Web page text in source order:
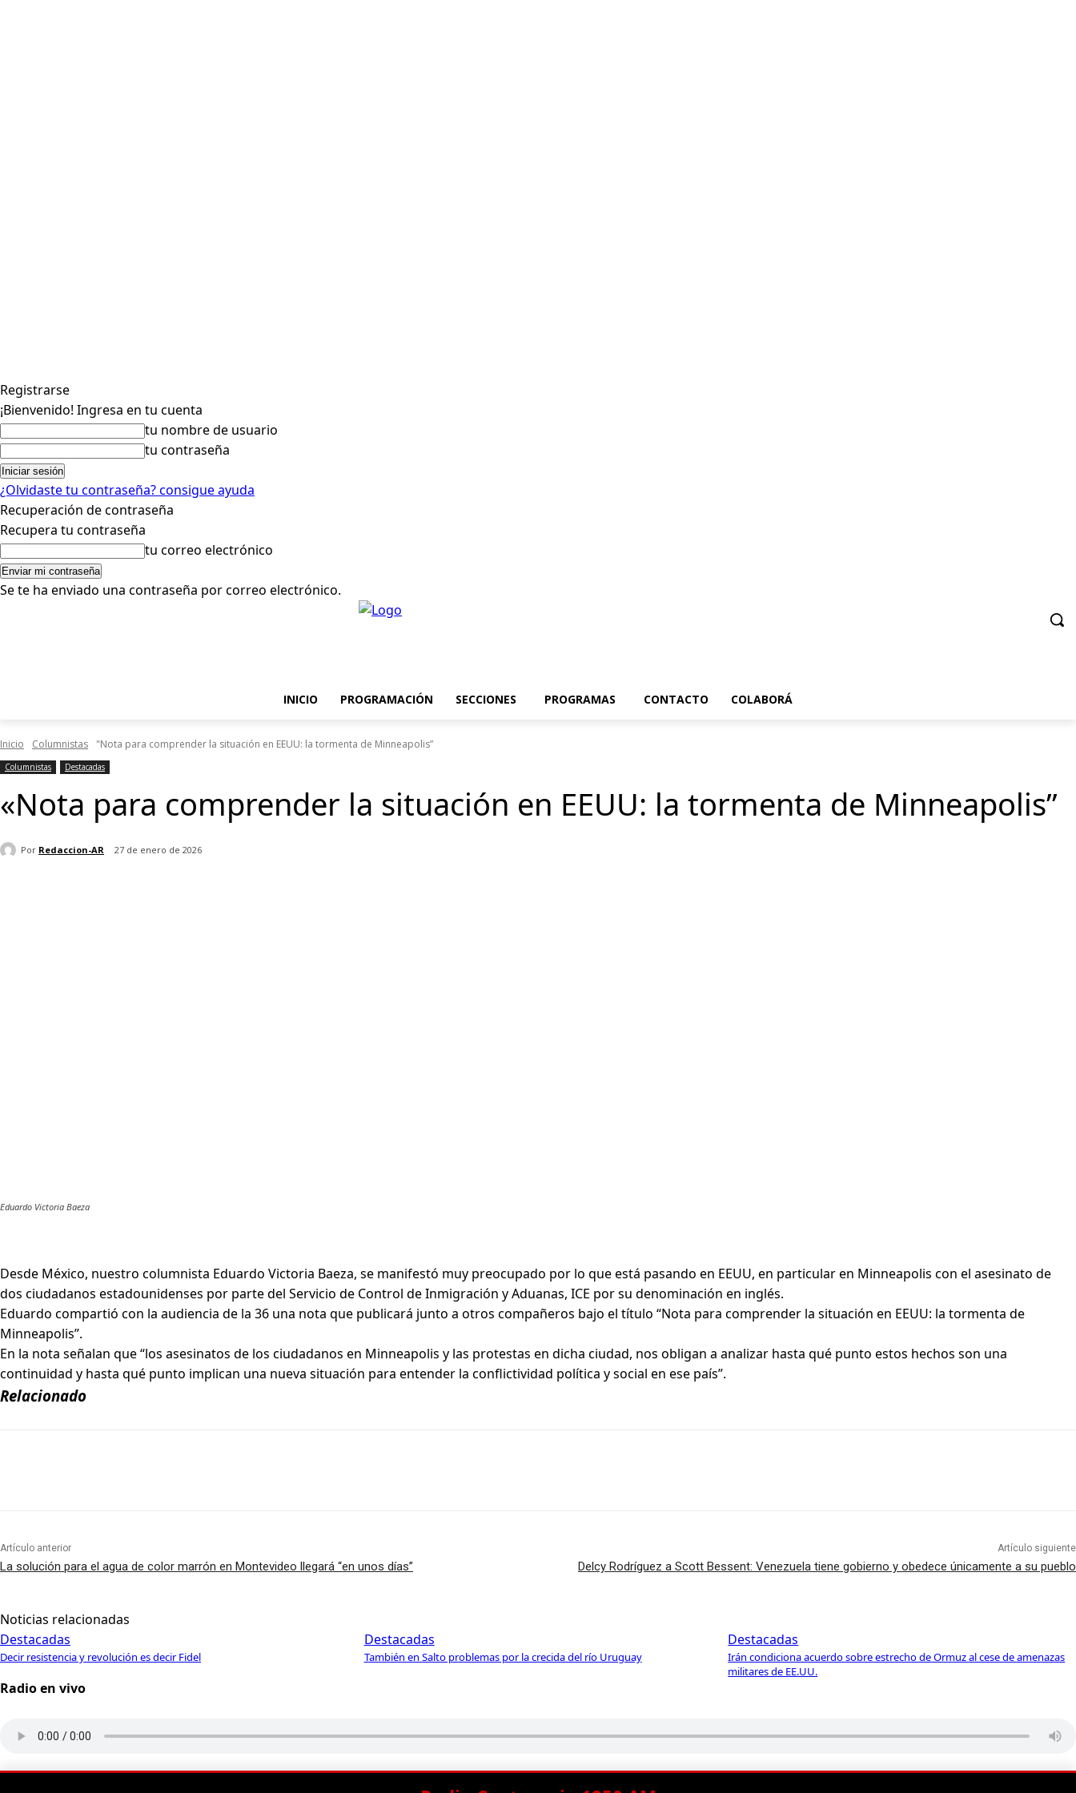
Registrarse
¡Bienvenido! Ingresa en tu cuenta
tu nombre de usuario
tu contraseña
¿Olvidaste tu contraseña? consigue ayuda
Recuperación de contraseña
Recupera tu contraseña
tu correo electrónico
Se te ha enviado una contraseña por correo electrónico.
INICIO PROGRAMACIÓN SECCIONES PROGRAMAS CONTACTO COLABORÁ
Inicio Columnistas "Nota para comprender la situación en EEUU: la tormenta de Minneapolis”
Columnistas Destacadas
«Nota para comprender la situación en EEUU: la tormenta de Minneapolis”
Por Redaccion-AR 27 de enero de 2026
Eduardo Victoria Baeza
Desde México, nuestro columnista Eduardo Victoria Baeza, se manifestó muy preocupado por lo que está pasando en EEUU, en particular en Minneapolis con el asesinato de
dos ciudadanos estadounidenses por parte del Servicio de Control de Inmigración y Aduanas, ICE por su denominación en inglés.
Eduardo compartió con la audiencia de la 36 una nota que publicará junto a otros compañeros bajo el título “Nota para comprender la situación en EEUU: la tormenta de
Minneapolis”.
En la nota señalan que “los asesinatos de los ciudadanos en Minneapolis y las protestas en dicha ciudad, nos obligan a analizar hasta qué punto estos hechos son una
continuidad y hasta qué punto implican una nueva situación para entender la conflictividad política y social en ese país”.
Relacionado
Artículo anterior
La solución para el agua de color marrón en Montevideo llegará “en unos días”
Artículo siguiente
Delcy Rodríguez a Scott Bessent: Venezuela tiene gobierno y obedece únicamente a su pueblo
Noticias relacionadas
Destacadas
Decir resistencia y revolución es decir Fidel
Destacadas
También en Salto problemas por la crecida del río Uruguay
Destacadas
Irán condiciona acuerdo sobre estrecho de Ormuz al cese de amenazas
militares de EE.UU.
Radio en vivo